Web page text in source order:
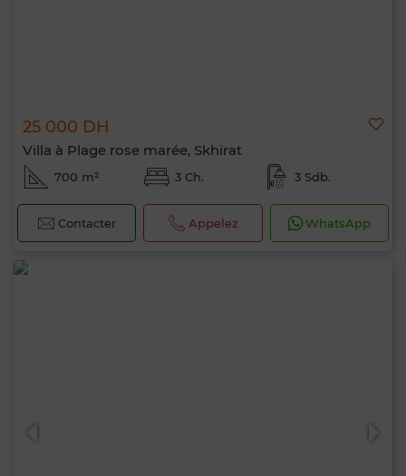
25 000 DH
Villa à Plage rose marée, Skhirat
700 m² 3 Ch. 3 Sdb.
Contacter Appelez WhatsApp